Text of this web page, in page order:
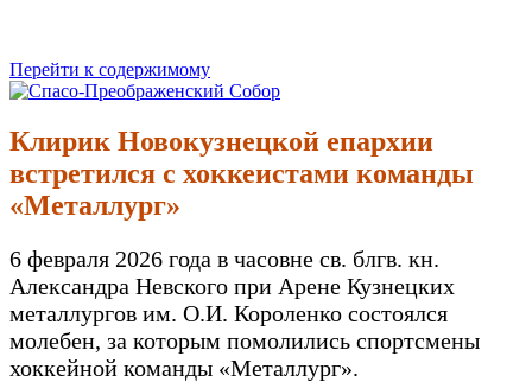
Перейти к содержимому
Спасо-Преображенский Собор
Спасо-Преображенский кафедральный Собор Новокузнецк
Клирик Новокузнецкой епархии
встретился с хоккеистами команды
«Металлург»
6 февраля 2026 года в часовне св. блгв. кн.
Александра Невского при Арене Кузнецких
металлургов им. О.И. Короленко состоялся
молебен, за которым помолились спортсмены
хоккейной команды «Металлург».